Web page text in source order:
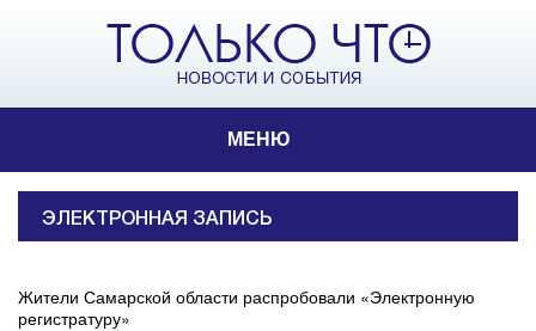
МЕНЮ
ЭЛЕКТРОННАЯ ЗАПИСЬ
Жители Самарской области распробовали «Электронную
регистратуру»